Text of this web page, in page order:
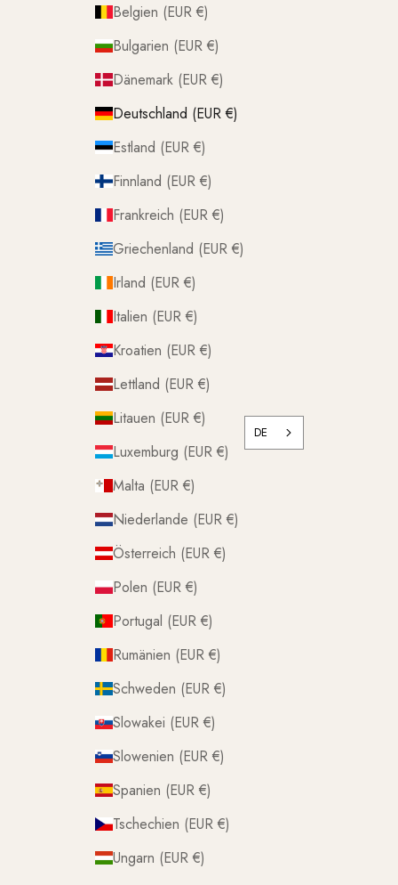
Belgien (EUR €)
Bulgarien (EUR €)
Dänemark (EUR €)
Deutschland (EUR €)
Estland (EUR €)
Finnland (EUR €)
Frankreich (EUR €)
Griechenland (EUR €)
Irland (EUR €)
Italien (EUR €)
Kroatien (EUR €)
Lettland (EUR €)
Litauen (EUR €)
Luxemburg (EUR €)
Malta (EUR €)
Niederlande (EUR €)
Österreich (EUR €)
Polen (EUR €)
Portugal (EUR €)
Rumänien (EUR €)
Schweden (EUR €)
Slowakei (EUR €)
Slowenien (EUR €)
Spanien (EUR €)
Tschechien (EUR €)
Ungarn (EUR €)
DE